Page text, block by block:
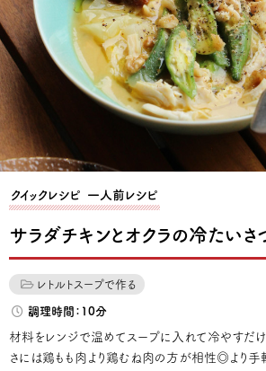
クイックレシピ 一人前レシピ
サラダチキンとオクラの冷たいさ
レトルトスープで作る
調理時間：10分
材料をレンジで温めてスープに入れて冷やすだけ
さには鶏もも肉より鶏むね肉の方が相性◎より手